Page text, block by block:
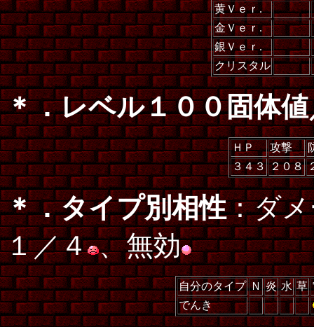
黄Ｖｅｒ.
金Ｖｅｒ.
銀Ｖｅｒ.
クリスタル
＊．レベル１００固体
ＨＰ 攻撃
３４３ ２０８
＊．タイプ別相性：ダ
１／４ 、無効
自分のタイプ Ｎ 炎 水 草
でんき